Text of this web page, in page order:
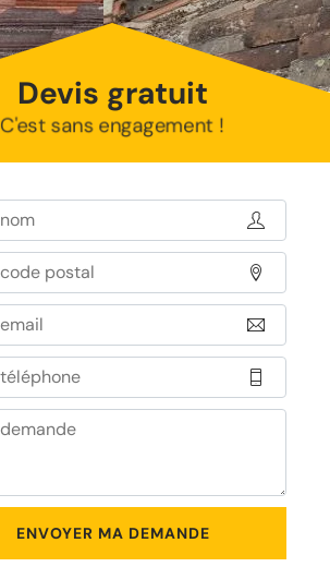
Devis gratuit
C'est sans engagement !